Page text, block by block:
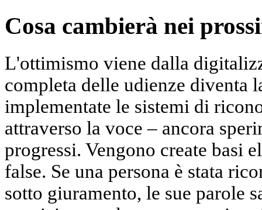
Cosa cambierà nei
L'ottimismo viene dalla
completa delle udienze diventa
implementate le sistemi di
attraverso la voce – ancora
progressi. Vengono create basi
false. Se una persona è stata
sotto giuramento, le sue parole